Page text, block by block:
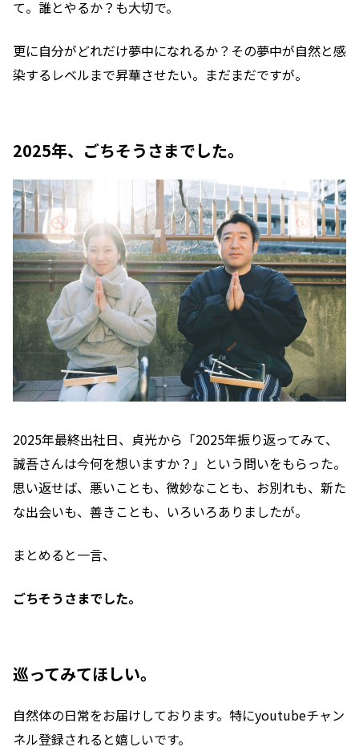
て。誰とやるか？も大切で。
更に自分がどれだけ夢中になれるか？その夢中が自然と感
染するレベルまで昇華させたい。まだまだですが。
2025年、ごちそうさまでした。
2025年最終出社日、貞光から「2025年振り返ってみて、
誠吾さんは今何を想いますか？」という問いをもらった。
思い返せば、悪いことも、微妙なことも、お別れも、新た
な出会いも、善きことも、いろいろありましたが。
まとめると一言、
ごちそうさまでした。
巡ってみてほしい。
自然体の日常をお届けしております。特にyoutubeチャン
ネル登録されると嬉しいです。